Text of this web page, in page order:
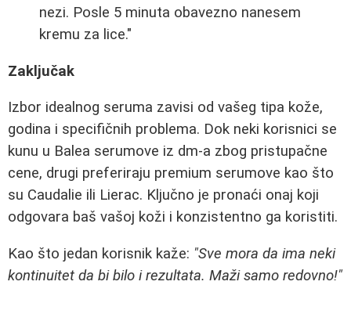
nezi. Posle 5 minuta obavezno nanesem
kremu za lice."
Zaključak
Izbor idealnog seruma zavisi od vašeg tipa kože,
godina i specifičnih problema. Dok neki korisnici se
kunu u Balea serumove iz dm-a zbog pristupačne
cene, drugi preferiraju premium serumove kao što
su Caudalie ili Lierac. Ključno je pronaći onaj koji
odgovara baš vašoj koži i konzistentno ga koristiti.
Kao što jedan korisnik kaže: "Sve mora da ima neki
kontinuitet da bi bilo i rezultata. Maži samo redovno!"